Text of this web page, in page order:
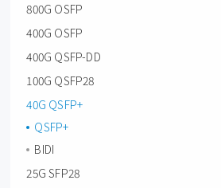
800G OSFP
400G OSFP
400G QSFP-DD
100G QSFP28
40G QSFP+
QSFP+
BIDI
25G SFP28